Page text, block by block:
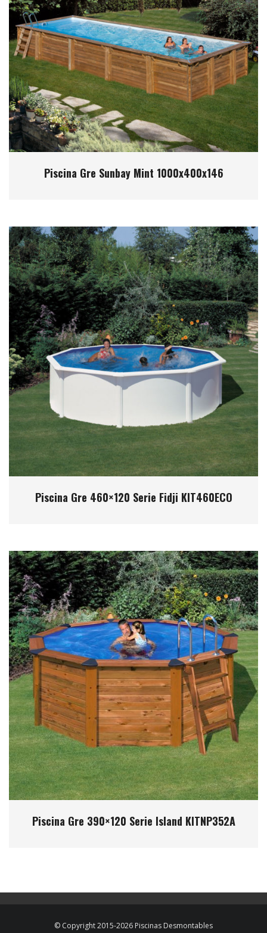
Piscina Gre Sunbay Mint 1000x400x146
Piscina Gre 460×120 Serie Fidji KIT460ECO
Piscina Gre 390×120 Serie Island KITNP352A
© Copyright 2015-2026 Piscinas Desmontables